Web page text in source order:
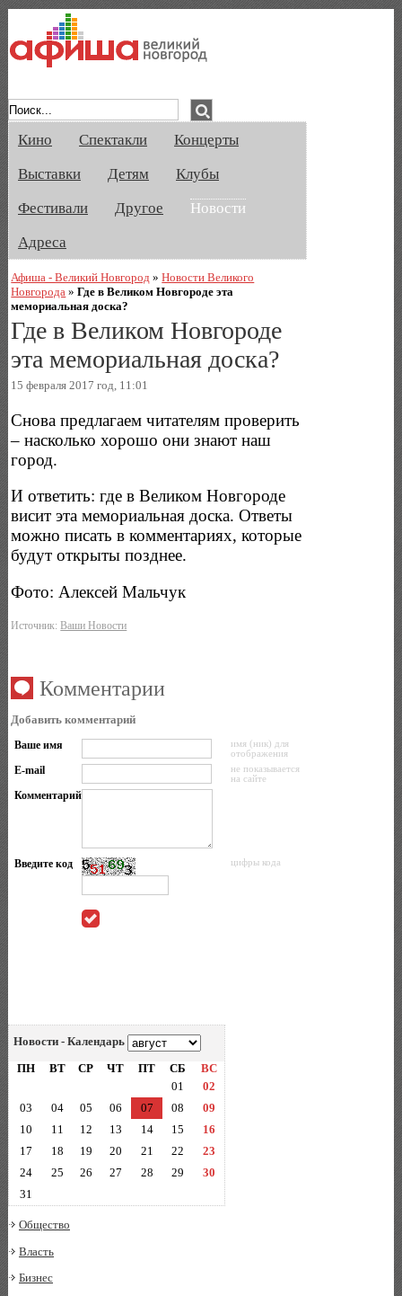
Кино Спектакли
Концерты
Выставки
Детям
Клубы
Фестивали
Другое
Новости
Адреса
Афиша - Великий Новгород »Новости Великого
Новгорода »Где в Великом Новгороде эта
мемориальная доска?
Где в Великом Новгороде
эта мемориальная доска?
15 февраля 2017 год, 11:01
Снова предлагаем читателям проверить
– насколько хорошо они знают наш
город.
И ответить: где в Великом Новгороде
висит эта мемориальная доска. Ответы
можно писать в комментариях, которые
будут открыты позднее.
Фото: Алексей Мальчук
Источник:Ваши Новости
Комментарии
Добавить комментарий
Ваше имя
имя (ник) для
отображения
E-mail
не показывается
на сайте
Комментарий
Введите код цифры кода
Новости - Календарь
ПН
ВТ СР ЧТ ПТ СБ
ВС
01
02
03
04 05 06 07 08
09
10
11 12 13 14 15
16
17
18 19 20 21 22
23
24
25 26 27 28 29
30
31
Общество
Власть
Бизнес